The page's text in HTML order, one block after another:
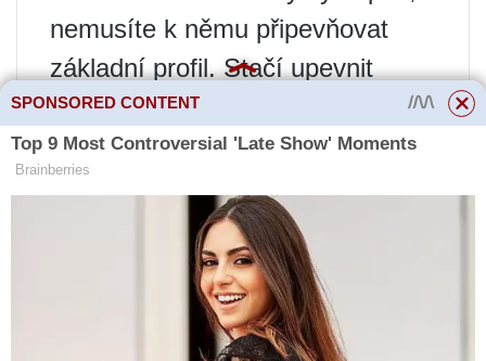
nemusíte k němu připevňovat
základní profil. Stačí upevnit
hydroizolaci, která zabrání
pronikání vlhkosti do izolace.
pěnového polystyrenu je důležité
materiál okamžitě zakrýt
vodotěsnou a větruodolnou
membránou. Nechráněný
SPONSORED CONTENT